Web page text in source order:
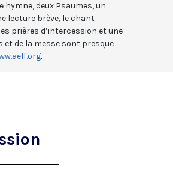
deux Psaumes, un
lecture brève, le chant
prières d’intercession et une
et de la messe sont presque
.